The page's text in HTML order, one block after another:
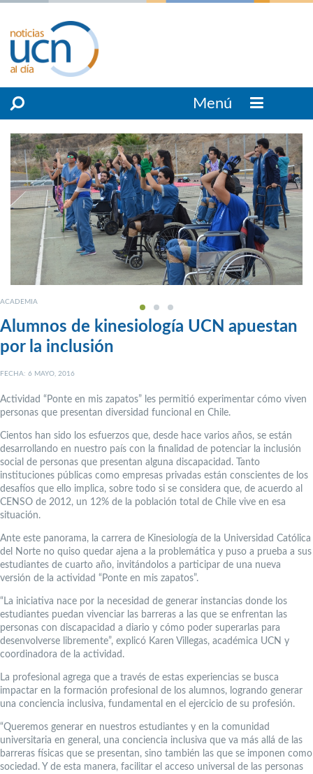
Menú
ACADEMIA
Alumnos de kinesiología UCN apuestan
por la inclusión
FECHA: 6 MAYO, 2016
Actividad “Ponte en mis zapatos” les permitió experimentar cómo viven
personas que presentan diversidad funcional en Chile.
Cientos han sido los esfuerzos que, desde hace varios años, se están
desarrollando en nuestro país con la finalidad de potenciar la inclusión
social de personas que presentan alguna discapacidad. Tanto
instituciones públicas como empresas privadas están conscientes de los
desafíos que ello implica, sobre todo si se considera que, de acuerdo al
CENSO de 2012, un 12% de la población total de Chile vive en esa
situación.
Ante este panorama, la carrera de Kinesiología de la Universidad Católica
del Norte no quiso quedar ajena a la problemática y puso a prueba a sus
estudiantes de cuarto año, invitándolos a participar de una nueva
versión de la actividad “Ponte en mis zapatos”.
“La iniciativa nace por la necesidad de generar instancias donde los
estudiantes puedan vivenciar las barreras a las que se enfrentan las
personas con discapacidad a diario y cómo poder superarlas para
desenvolverse libremente”, explicó Karen Villegas, académica UCN y
coordinadora de la actividad.
La profesional agrega que a través de estas experiencias se busca
impactar en la formación profesional de los alumnos, logrando generar
una conciencia inclusiva, fundamental en el ejercicio de su profesión.
“Queremos generar en nuestros estudiantes y en la comunidad
universitaria en general, una conciencia inclusiva que va más allá de las
barreras físicas que se presentan, sino también las que se imponen como
sociedad. Y de esta manera, facilitar el acceso universal de las personas